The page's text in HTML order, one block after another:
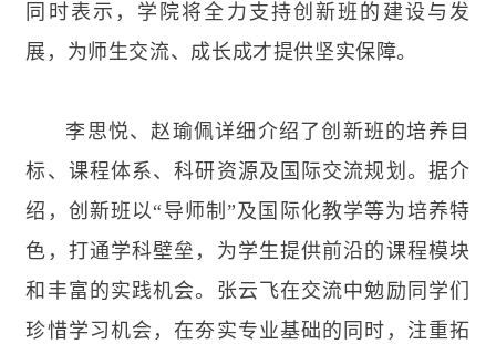
同时表示，学院将全力支持创新班的建设与发
展，为师生交流、成长成才提供坚实保障。
李思悦、赵瑜佩详细介绍了创新班的培养目
标、课程体系、科研资源及国际交流规划。据介
绍，创新班以“导师制”及国际化教学等为培养特
色，打通学科壁垒，为学生提供前沿的课程模块
和丰富的实践机会。张云飞在交流中勉励同学们
珍惜学习机会，在夯实专业基础的同时，注重拓